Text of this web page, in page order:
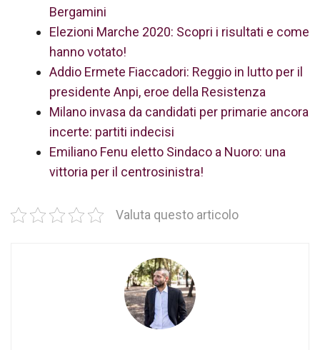
Bergamini
Elezioni Marche 2020: Scopri i risultati e come
hanno votato!
Addio Ermete Fiaccadori: Reggio in lutto per il
presidente Anpi, eroe della Resistenza
Milano invasa da candidati per primarie ancora
incerte: partiti indecisi
Emiliano Fenu eletto Sindaco a Nuoro: una
vittoria per il centrosinistra!
Valuta questo articolo